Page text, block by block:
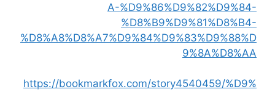
A-%D9%86%D9%82%D9%84-
%D8%B9%D9%81%D8%B4-
%D8%A8%D8%A7%D9%84%D9%83%D9%88%D
9%8A%D8%AA
https://bookmarkfox.com/story4540459/%D9%